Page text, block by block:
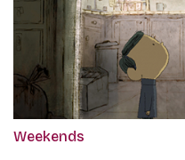
Weekends